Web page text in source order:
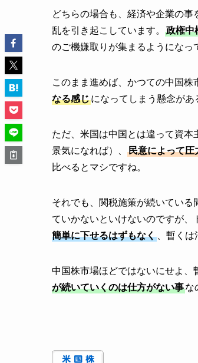
どちらの場合も、経済や企業の
乱を引き起こしています。
政権中
のご機嫌取りが集まるようになっ
このまま進めば、かつての中国株
なる感じになってしまう懸念があ
ただ、米国は中国とは違って資
景気になれば）、
民意によって圧
比べるとマシですね。
それでも、関税施策が続いてい
ていかないといけないのですが
簡単に下せるはずもなく
、暫く
中国株市場ほどではないにせよ、
が続いていくのは仕方がない事な